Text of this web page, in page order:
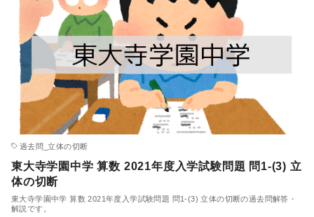
過去問_立体の切断
東大寺学園中学 算数 2021年度入学試験問題 問1-(3) 立
体の切断
東大寺学園中学 算数 2021年度入学試験問題 問1-(3) 立体の切断の過去問解答・
解説です。